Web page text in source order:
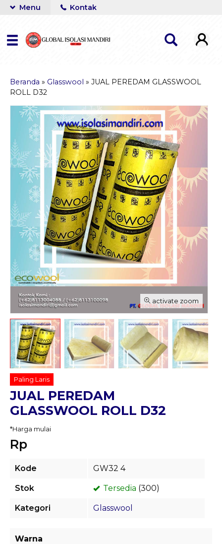
Menu Kontak
Beranda » Glasswool » JUAL PEREDAM GLASSWOOL
ROLL D32
activate zoom
Paling Laris
JUAL PEREDAM
GLASSWOOL ROLL D32
*Harga mulai
Rp
Kode GW32 4
Stok Tersedia (300)
Kategori Glasswool
Warna